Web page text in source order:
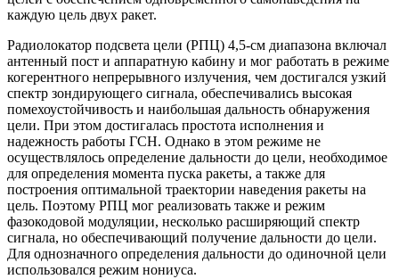
каждую цель двух ракет.
Радиолокатор подсвета цели (РПЦ) 4,5-см диапазона включал
антенный пост и аппаратную кабину и мог работать в режиме
когерентного непрерывного излучения, чем достигался узкий
спектр зондирующего сигнала, обеспечивались высокая
помехоустойчивость и наибольшая дальность обнаружения
цели. При этом достигалась простота исполнения и
надежность работы ГСН. Однако в этом режиме не
осуществлялось определение дальности до цели, необходимое
для определения момента пуска ракеты, а также для
построения оптимальной траектории наведения ракеты на
цель. Поэтому РПЦ мог реализовать также и режим
фазокодовой модуляции, несколько расширяющий спектр
сигнала, но обеспечивающий получение дальности до цели.
Для однозначного определения дальности до одиночной цели
использовался режим нониуса.